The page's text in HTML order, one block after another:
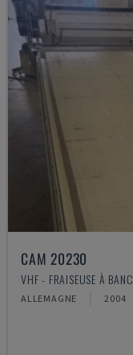
CAM 20230
VHF - FRAISEUSE À BANC
ALLEMAGNE 2004